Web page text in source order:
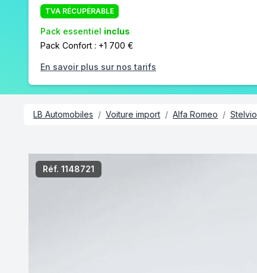
TVA RÉCUPÉRABLE
Pack essentiel inclus
Pack Confort : +1 700 €
En savoir plus sur nos tarifs
LB Automobiles / Voiture import / Alfa Romeo / Stelvio
Réf. 1148721